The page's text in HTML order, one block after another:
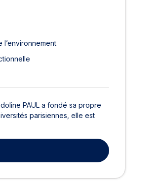
l’environnement
PAUL a fondé sa propre
parisiennes, elle est